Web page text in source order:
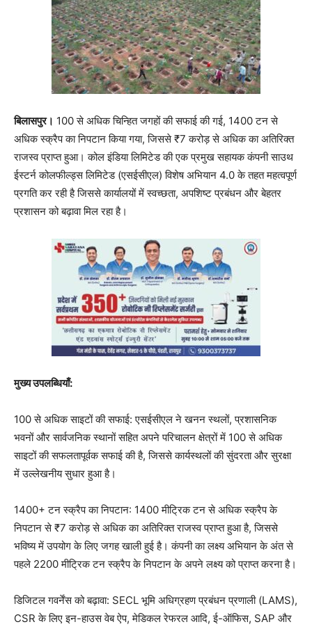
बिलासपुर। 100 से अधिक चिन्हित जगहों की सफाई की गई, 1400 टन से
अधिक स्क्रैप का निपटान किया गया, जिससे ₹7 करोड़ से अधिक का अतिरिक्त
राजस्व प्राप्त हुआ। कोल इंडिया लिमिटेड की एक प्रमुख सहायक कंपनी साउथ
ईस्टर्न कोलफील्ड्स लिमिटेड (एसईसीएल) विशेष अभियान 4.0 के तहत महत्वपूर्ण
प्रगति कर रही है जिससे कार्यालयों में स्वच्छता, अपशिष्ट प्रबंधन और बेहतर
प्रशासन को बढ़ावा मिल रहा है।
मुख्य उपलब्धियाँ:
100 से अधिक साइटों की सफाई: एसईसीएल ने खनन स्थलों, प्रशासनिक
भवनों और सार्वजनिक स्थानों सहित अपने परिचालन क्षेत्रों में 100 से अधिक
साइटों की सफलतापूर्वक सफाई की है, जिससे कार्यस्थलों की सुंदरता और सुरक्षा
में उल्लेखनीय सुधार हुआ है।
1400+ टन स्क्रैप का निपटान: 1400 मीट्रिक टन से अधिक स्क्रैप के
निपटान से ₹7 करोड़ से अधिक का अतिरिक्त राजस्व प्राप्त हुआ है, जिससे
भविष्य में उपयोग के लिए जगह खाली हुई है। कंपनी का लक्ष्य अभियान के अंत से
पहले 2200 मीट्रिक टन स्क्रैप के निपटान के अपने लक्ष्य को प्राप्त करना है।
डिजिटल गवर्नेंस को बढ़ावा: SECL भूमि अधिग्रहण प्रबंधन प्रणाली (LAMS),
CSR के लिए इन-हाउस वेब ऐप, मेडिकल रेफरल आदि, ई-ऑफिस, SAP और